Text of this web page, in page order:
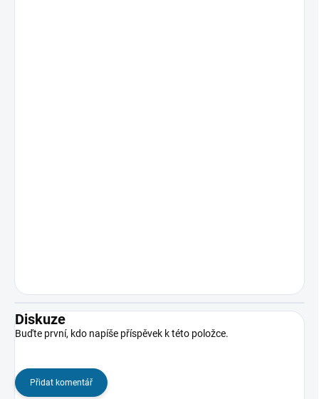
Diskuze
Buďte první, kdo napíše příspěvek k této položce.
Přidat komentář